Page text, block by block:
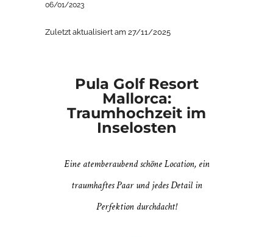
06/01/2023
Zuletzt aktualisiert am 27/11/2025
Pula Golf Resort
Mallorca:
Traumhochzeit im
Inselosten
Eine atemberaubend schöne Location, ein
traumhaftes Paar und jedes Detail in
Perfektion durchdacht!